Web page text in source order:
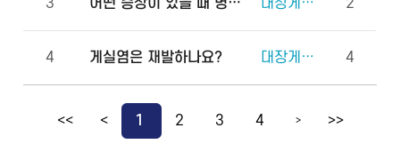
3 어떤 증상이 있을 때 병원에 바로 가야 하나요? 대장게실증 2
4 게실염은 재발하나요? 대장게실증 4
<< < 1 2 3 4 > >>